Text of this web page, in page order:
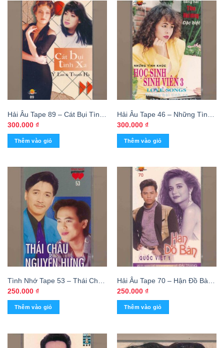
Hải Âu Tape 89 – Cát Bụi Tình
Xa – Ý Lan – Thanh Hà
(KGTUS)
300.000 ₫
Thêm vào giỏ
Hải Âu Tape 46 – Những Tình
Khúc Học Sinh Sinh Viên 3 –
Thu Hương (KGTUS)
300.000 ₫
Thêm vào giỏ
Tình Nhớ Tape 53 – Thái Châu
– Nguyễn Hưng (KGTUS)
250.000 ₫
Thêm vào giỏ
Hải Âu Tape 70 – Hận Đồ Bàn
– Quốc Việt 1 – Đài Trang
(KGTUS)
250.000 ₫
Thêm vào giỏ